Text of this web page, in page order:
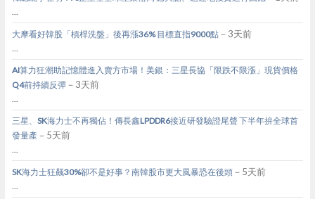
...
大摩看好韓股「槓桿洗盤」後再漲36% 目標直指9000點－3天前
...
AI算力狂潮助記憶體進入賣方市場！美銀：三星長協「限跌不限漲」現貨價格
Q4前持續反彈－3天前
...
三星、SK海力士不再獨佔！傳長鑫LPDDR6接近研發驗證尾聲 下半年拚全球首
發量產－5天前
...
SK海力士狂飆30%卻不是好事？南韓股市更大風暴恐在後頭－5天前
...